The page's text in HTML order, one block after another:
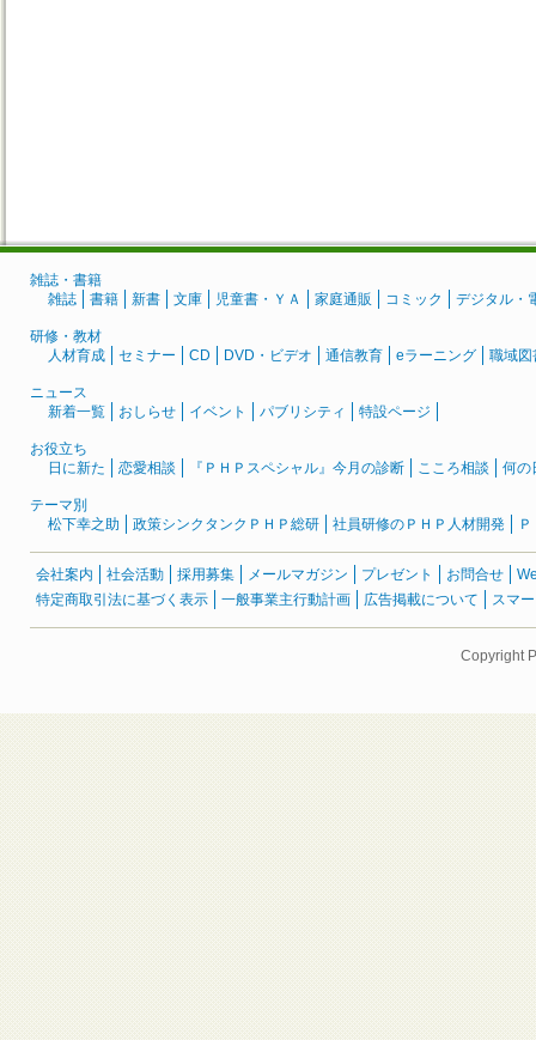
雑誌・書籍
雑誌
書籍 新書 文庫 児童書・ＹＡ 家庭通販 コミック デジタル・
研修・教材
人材育成
セミナー CD DVD・ビデオ 通信教育 eラーニング 職域図
ニュース
新着一覧
おしらせ イベント パブリシティ 特設ページ
お役立ち
日に新た
恋愛相談 『ＰＨＰスペシャル』今月の診断 こころ相談 何の
テーマ別
松下幸之助
政策シンクタンクＰＨＰ総研 社員研修のＰＨＰ人材開発
会社案内 社会活動 採用募集 メールマガジン プレゼント お問合せ
特定商取引法に基づく表示
一般事業主行動計画 広告掲載について スマ
Copyright